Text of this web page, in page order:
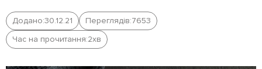
Додано:30.12.21 Переглядів:7653
Час на прочитання:2хв